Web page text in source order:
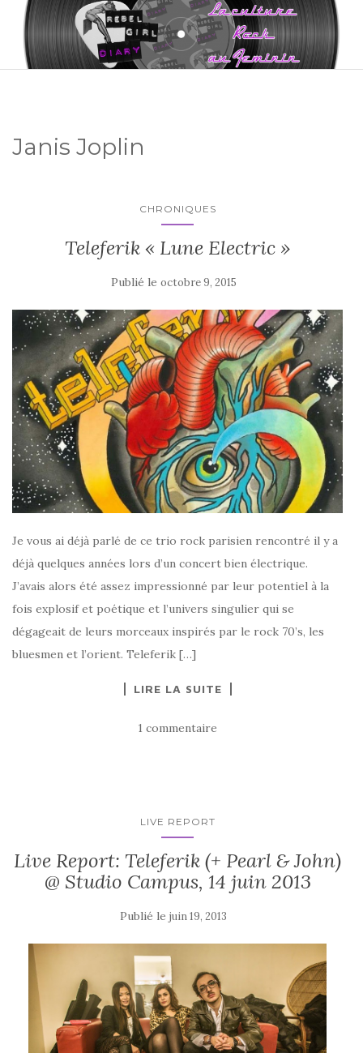
Janis Joplin
CHRONIQUES
Teleferik « Lune Electric »
Publié le octobre 9, 2015
Je vous ai déjà parlé de ce trio rock parisien rencontré il y a
déjà quelques années lors d’un concert bien électrique.
J’avais alors été assez impressionné par leur potentiel à la
fois explosif et poétique et l’univers singulier qui se
dégageait de leurs morceaux inspirés par le rock 70’s, les
bluesmen et l’orient. Teleferik […]
LIRE LA SUITE
1 commentaire
LIVE REPORT
Live Report: Teleferik (+ Pearl & John)
@ Studio Campus, 14 juin 2013
Publié le juin 19, 2013